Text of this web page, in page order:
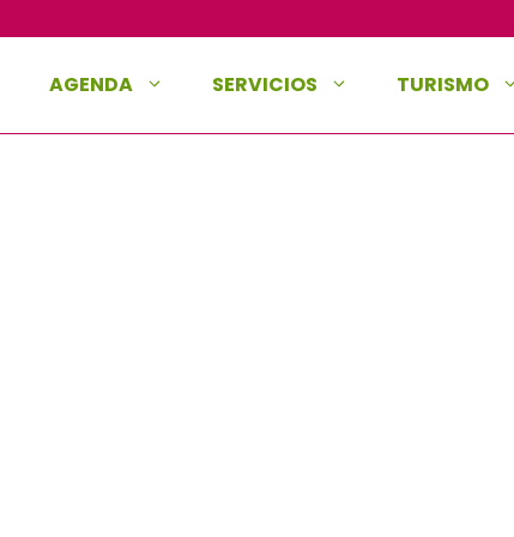
AGENDA SERVICIOS TURISMO